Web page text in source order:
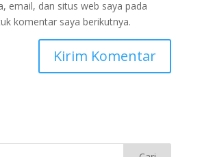
email, dan situs web saya pada
komentar saya berikutnya.